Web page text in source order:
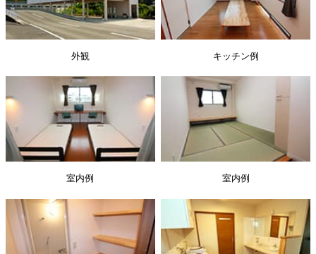
外観 キッチン例
室内例 室内例